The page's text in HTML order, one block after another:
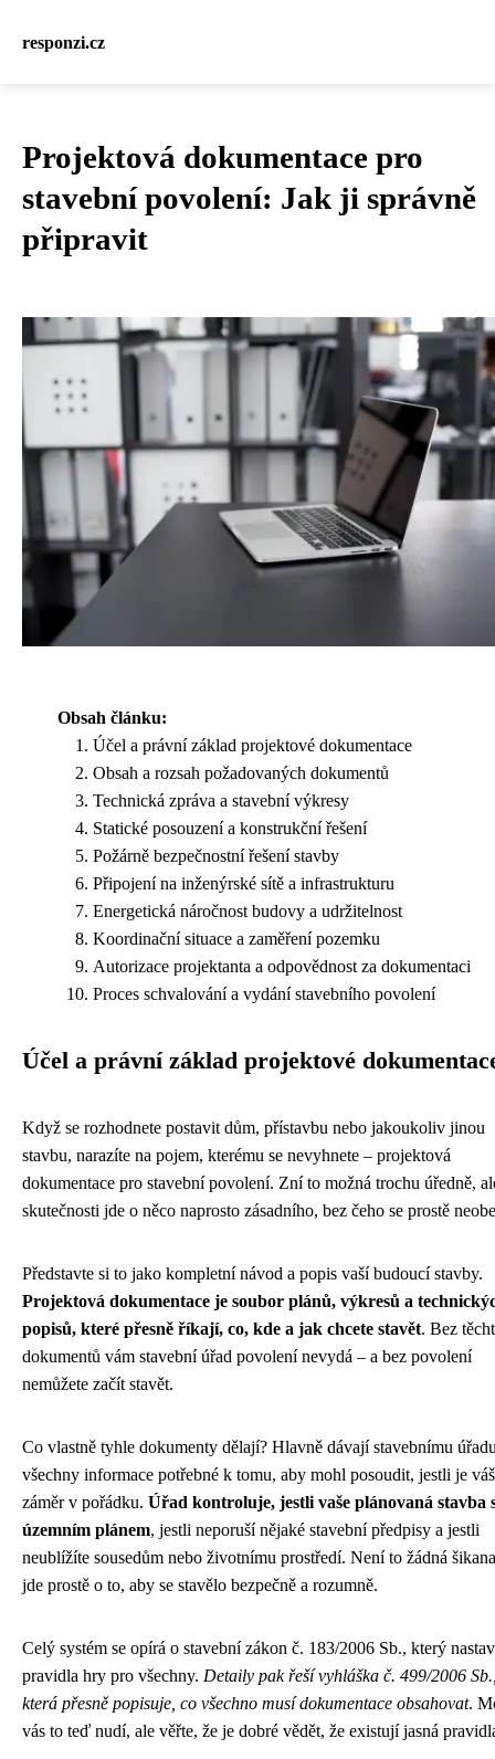
responzi.cz
Projektová dokumentace pro
stavební povolení: Jak ji správně
připravit
Obsah článku:
Účel a právní základ projektové dokumentace
Obsah a rozsah požadovaných dokumentů
Technická zpráva a stavební výkresy
Statické posouzení a konstrukční řešení
Požárně bezpečnostní řešení stavby
Připojení na inženýrské sítě a infrastrukturu
Energetická náročnost budovy a udržitelnost
Koordinační situace a zaměření pozemku
Autorizace projektanta a odpovědnost za dokumentaci
Proces schvalování a vydání stavebního povolení
Účel a právní základ projektové
Když se rozhodnete postavit dům, přístavbu nebo jakoukoliv jinou
stavbu, narazíte na pojem, kterému se nevyhnete – projektová
dokumentace pro stavební povolení. Zní to možná trochu úředně,
skutečnosti jde o něco naprosto zásadního, bez čeho se prostě
Představte si to jako kompletní návod a popis vaší budoucí stavby.
Projektová dokumentace je soubor plánů, výkresů a
popisů, které přesně říkají, co, kde a jak chcete stavět. Bez
dokumentů vám stavební úřad povolení nevydá – a bez povolení
nemůžete začít stavět.
Co vlastně tyhle dokumenty dělají? Hlavně dávají stavebnímu
všechny informace potřebné k tomu, aby mohl posoudit, jestli je váš
záměr v pořádku. Úřad kontroluje, jestli vaše plánovaná stavba
územním plánem, jestli neporuší nějaké stavební předpisy a jestli
neublížíte sousedům nebo životnímu prostředí. Není to žádná
jde prostě o to, aby se stavělo bezpečně a rozumně.
Celý systém se opírá o stavební zákon č. 183/2006 Sb., který
pravidla hry pro všechny. Detaily pak řeší vyhláška č. 499/2006
která přesně popisuje, co všechno musí dokumentace obsahovat.
vás to teď nudí, ale věřte, že je dobré vědět, že existují jasná